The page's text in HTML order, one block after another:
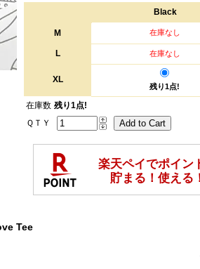
Black
M 在庫なし
L 在庫なし
XL
残り1点!
在庫数 残り1点!
ＱＴＹ
Tee